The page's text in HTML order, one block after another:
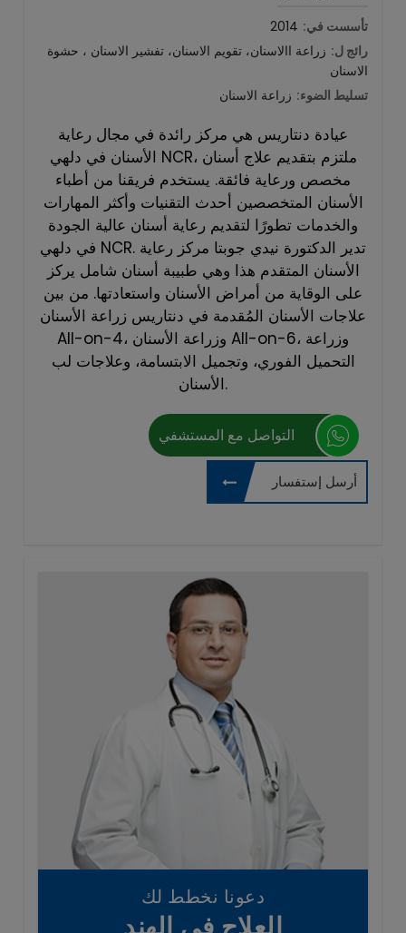
تأسست في: 2014
رائج ل: زراعة االاسنان، تقويم الاسنان، تفشير الاسنان ، حشوة
الاسنان
تسليط الضوء: زراعة الاسنان
عيادة دنتاريس هي مركز رائدة في مجال رعاية
الأسنان في دلهي NCR، ملتزم بتقديم علاج أسنان
مخصص ورعاية فائقة. يستخدم فريقنا من أطباء
الأسنان المتخصصين أحدث التقنيات وأكثر المهارات
والخدمات تطورًا لتقديم رعاية أسنان عالية الجودة
في دلهي NCR. تدير الدكتورة نيدي جوبتا مركز رعاية
الأسنان المتقدم هذا وهي طبيبة أسنان شامل يركز
على الوقاية من أمراض الأسنان واستعادتها. من بين
علاجات الأسنان المُقدمة في دنتاريس زراعة الأسنان
All-on-4، وزراعة الأسنان All-on-6، وزراعة
التحميل الفوري، وتجميل الابتسامة، وعلاجات لب
الأسنان.
التواصل مع المستشفي
أرسل إستفسار
دعونا نخطط لك